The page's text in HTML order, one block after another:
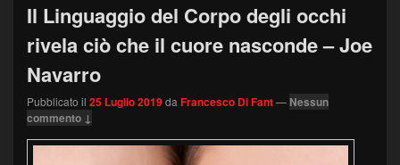
Il Linguaggio del Corpo degli occhi
rivela ciò che il cuore nasconde – Joe
Navarro
Pubblicato il 25 Luglio 2019daFrancesco Di Fant— Nessun
commento ↓